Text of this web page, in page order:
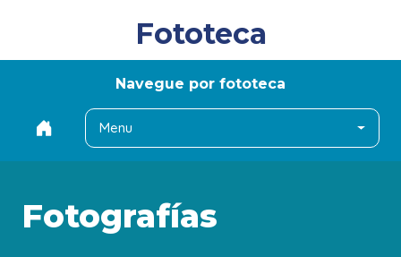
Fototeca
Navegue por fototeca
Menu
Fotografías